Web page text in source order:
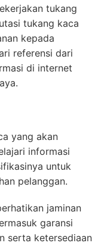
tukang
tukang kaca
kepada
referensi dari
di internet
yang akan
informasi
untuk
pelanggan.
jaminan
garansi
serta ketersediaan